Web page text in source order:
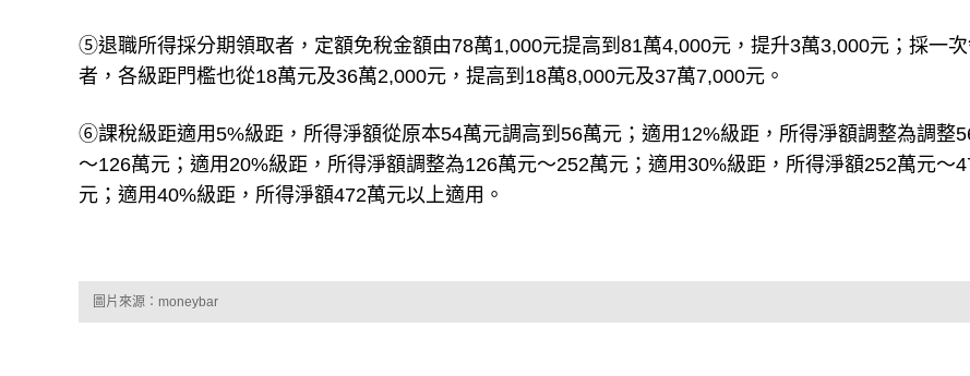
⑤退職所得採分期領取者，定額免稅金額由78萬1,000元提高到81萬4,000元，提升3萬3,000元；採一
者，各級距門檻也從18萬元及36萬2,000元，提高到18萬8,000元及37萬7,000元。
⑥課稅級距適用5%級距，所得淨額從原本54萬元調高到56萬元；適用12%級距，所得淨額調整為調整
～126萬元；適用20%級距，所得淨額調整為126萬元～252萬元；適用30%級距，所得淨額252萬元～
元；適用40%級距，所得淨額472萬元以上適用。
圖片來源：moneybar